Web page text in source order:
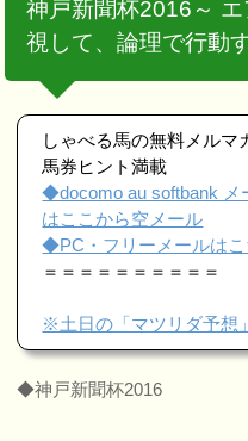
神戸新聞杯2016～
視して、論理で行動
しゃべる馬の無料メルマ
馬券ヒント満載
◆docomo au softbank メ
はここから空メール
◆PC・フリーメールはこ
＝＝＝＝＝＝＝＝＝＝
※土日の「マツリダ予想
◆神戸新聞杯2016